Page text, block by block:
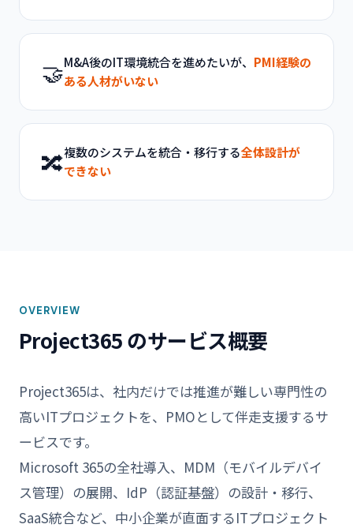
🤝M&A後のIT環境統合を進めたいが、 PMI経験の
ある人材がいない
🔀複数のシステムを統合・移行する全体設計が
できない
OVERVIEW
Project365 のサービス概要
Project365は、社内だけでは推進が難しい専門性の
高いITプロジェクトを、PMOとして伴走支援するサ
ービスです。
Microsoft 365の全社導入、MDM（モバイルデバイ
ス管理）の展開、IdP（認証基盤）の設計・移行、
SaaS統合など、中小企業が直面するITプロジェクト